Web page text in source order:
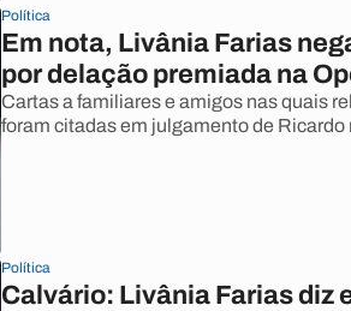
Política
Em nota, Livânia Farias
por delação premiada na
Cartas a familiares e amigos nas quais
foram citadas em julgamento de Ricardo
Política
Calvário: Livânia Farias diz